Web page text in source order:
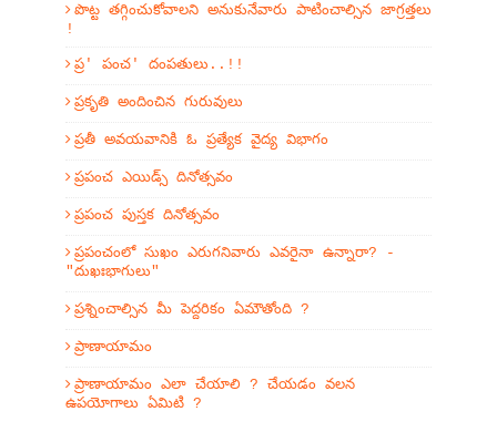
పొట్ట తగ్గించుకోవాలని అనుకునేవారు పాటించాల్సిన జాగ్రత్తలు
!
ప్ర' పంచ' దంపతులు..!!
ప్రకృతి అందించిన గురువులు
ప్రతీ అవయవానికి ఓ ప్రత్యేక వైద్య విభాగం
ప్రపంచ ఎయిడ్స్ దినోత్సవం
ప్రపంచ పుస్తక దినోత్సవం
ప్రపంచంలో సుఖం ఎరుగనివారు ఎవరైనా ఉన్నారా? -
"దుఖఃభాగులు"
ప్రశ్నించాల్సిన మీ పెద్దరికం ఏమౌతోంది ?
ప్రాణాయామం
ప్రాణాయామం ఎలా చేయాలి ? చేయడం వలన
ఉపయోగాలు ఏమిటి ?